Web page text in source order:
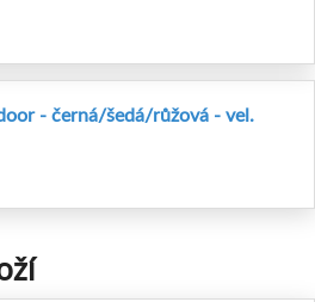
- černá/šedá/růžová - vel.